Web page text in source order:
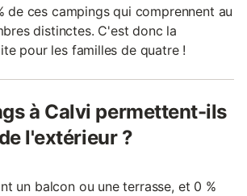
de ces campings qui comprennent au
distinctes. C'est donc la
pour les familles de quatre !
à Calvi permettent-ils
l'extérieur ?
un balcon ou une terrasse, et 0 %